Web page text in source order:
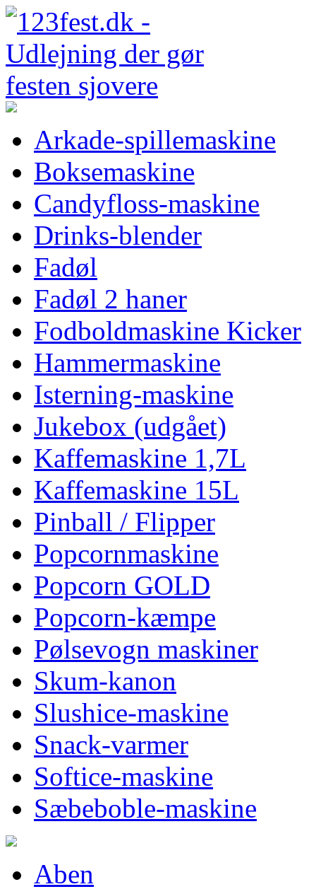
Arkade-spillemaskine
Boksemaskine
Candyfloss-maskine
Drinks-blender
Fadøl
Fadøl 2 haner
Fodboldmaskine Kicker
Hammermaskine
Isterning-maskine
Jukebox (udgået)
Kaffemaskine 1,7L
Kaffemaskine 15L
Pinball / Flipper
Popcornmaskine
Popcorn GOLD
Popcorn-kæmpe
Pølsevogn maskiner
Skum-kanon
Slushice-maskine
Snack-varmer
Softice-maskine
Sæbeboble-maskine
Aben